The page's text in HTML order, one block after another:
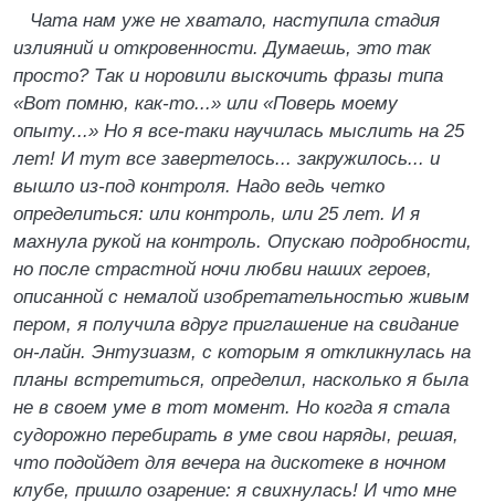
Чата нам уже не хватало, наступила стадия
излияний и откровенности. Думаешь, это так
просто? Так и норовили выскочить фразы типа
«Вот помню, как-то...» или «Поверь моему
опыту...» Но я все-таки научилась мыслить на 25
лет! И тут все завертелось... закружилось... и
вышло из-под контроля. Надо ведь четко
определиться: или контроль, или 25 лет. И я
махнула рукой на контроль. Опускаю подробности,
но после страстной ночи любви наших героев,
описанной с немалой изобретательностью живым
пером, я получила вдруг приглашение на свидание
он-лайн. Энтузиазм, с которым я откликнулась на
планы встретиться, определил, насколько я была
не в своем уме в тот момент. Но когда я стала
судорожно перебирать в уме свои наряды, решая,
что подойдет для вечера на дискотеке в ночном
клубе, пришло озарение: я свихнулась! И что мне